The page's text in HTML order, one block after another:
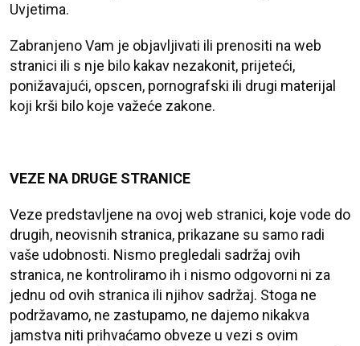
Uvjetima.
Zabranjeno Vam je objavljivati ili prenositi na web
stranici ili s nje bilo kakav nezakonit, prijeteći,
ponižavajući, opscen, pornografski ili drugi materijal
koji krši bilo koje važeće zakone.
VEZE NA DRUGE STRANICE
Veze predstavljene na ovoj web stranici, koje vode do
drugih, neovisnih stranica, prikazane su samo radi
vaše udobnosti. Nismo pregledali sadržaj ovih
stranica, ne kontroliramo ih i nismo odgovorni ni za
jednu od ovih stranica ili njihov sadržaj. Stoga ne
podržavamo, ne zastupamo, ne dajemo nikakva
jamstva niti prihvaćamo obveze u vezi s ovim